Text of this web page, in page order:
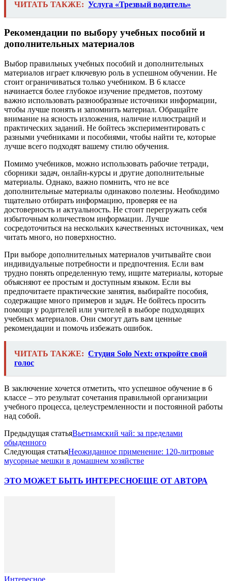
ЧИТАТЬ ТАКЖЕ: Услуга «Трезвый водитель»
Рекомендации по выбору учебных пособий и
дополнительных материалов
Выбор правильных учебных пособий и дополнительных
материалов играет ключевую роль в успешном обучении. Не
стоит ограничиваться только учебником. В 6 классе
начинается более глубокое изучение предметов, поэтому
важно использовать разнообразные источники информации,
чтобы лучше понять и запомнить материал. Обращайте
внимание на ясность изложения, наличие иллюстраций и
практических заданий. Не бойтесь экспериментировать с
разными учебниками и пособиями, чтобы найти те, которые
лучше всего подходят вашему стилю обучения.
Помимо учебников, можно использовать рабочие тетради,
сборники задач, онлайн-курсы и другие дополнительные
материалы. Однако, важно помнить, что не все
дополнительные материалы одинаково полезны. Необходимо
тщательно отбирать информацию, проверяя ее на
достоверность и актуальность. Не стоит перегружать себя
избыточным количеством информации. Лучше
сосредоточиться на нескольких качественных источниках, чем
читать много, но поверхностно.
При выборе дополнительных материалов учитывайте свои
индивидуальные потребности и предпочтения. Если вам
трудно понять определенную тему, ищите материалы, которые
объясняют ее простым и доступным языком. Если вы
предпочитаете практические занятия, выбирайте пособия,
содержащие много примеров и задач. Не бойтесь просить
помощи у родителей или учителей в выборе подходящих
учебных материалов. Они смогут дать вам ценные
рекомендации и помочь избежать ошибок.
ЧИТАТЬ ТАКЖЕ: Студия Solo Next: откройте свой
голос
В заключение хочется отметить, что успешное обучение в 6
классе – это результат сочетания правильной организации
учебного процесса, целеустремленности и постоянной работы
над собой.
Предыдущая статьяВьетнамский чай: за пределами
обыденного
Следующая статьяНеожиданное применение: 120-литровые
мусорные мешки в домашнем хозяйстве
ЭТО МОЖЕТ БЫТЬ ИНТЕРЕСНОЕЩЕ ОТ АВТОРА